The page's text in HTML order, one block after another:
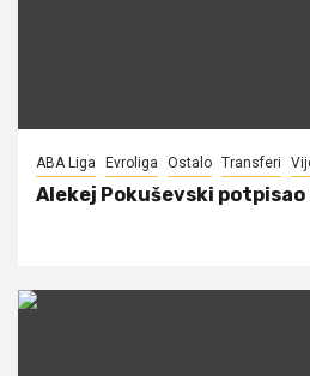
ABA Liga Evroliga Ostalo Transferi
Alekej Pokuševski